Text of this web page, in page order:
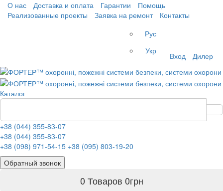
О нас Доставка и оплата Гарантии
Помощь
Реализованные проекты
Заявка на ремонт
Контакты
Рус
Укр
Вход Дилер
Каталог
+38 (044) 355-83-07
+38 (044) 355-83-07
+38 (098) 971-54-15 +38 (095) 803-19-20
Обратный звонок
0 Товаров 0грн